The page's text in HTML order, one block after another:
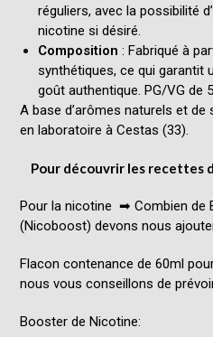
réguliers, avec la possibilité
nicotine si désiré.
Composition : Fabriqué à
synthétiques, ce qui garantit
goût authentique. PG/VG de
A base d’arômes naturels et de
en laboratoire à Cestas (33).
Pour découvrir les recettes
Pour la nicotine ➡Combien de
(Nicoboost) devons nous
Flacon contenance de 60ml
nous vous conseillons de
Booster de Nicotine: